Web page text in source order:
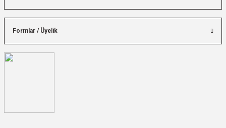
Formlar / Üyelik